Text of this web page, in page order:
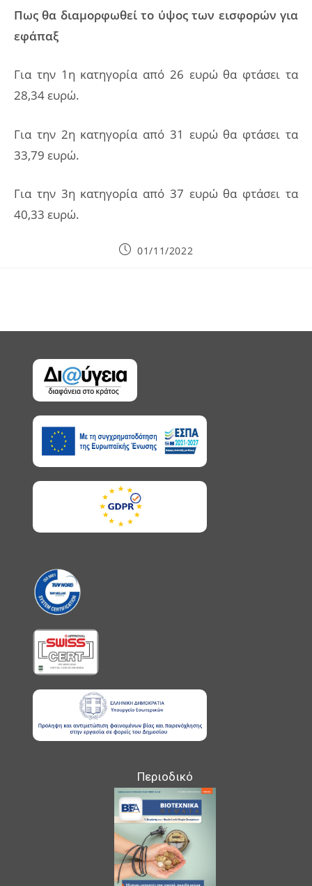
Πως θα διαμορφωθεί το ύψος των εισφορών για
εφάπαξ
Για την 1η κατηγορία από 26 ευρώ θα φτάσει τα
28,34 ευρώ.
Για την 2η κατηγορία από 31 ευρώ θα φτάσει τα
33,79 ευρώ.
Για την 3η κατηγορία από 37 ευρώ θα φτάσει τα
40,33 ευρώ.
Post01/11/2022
Περιοδικό